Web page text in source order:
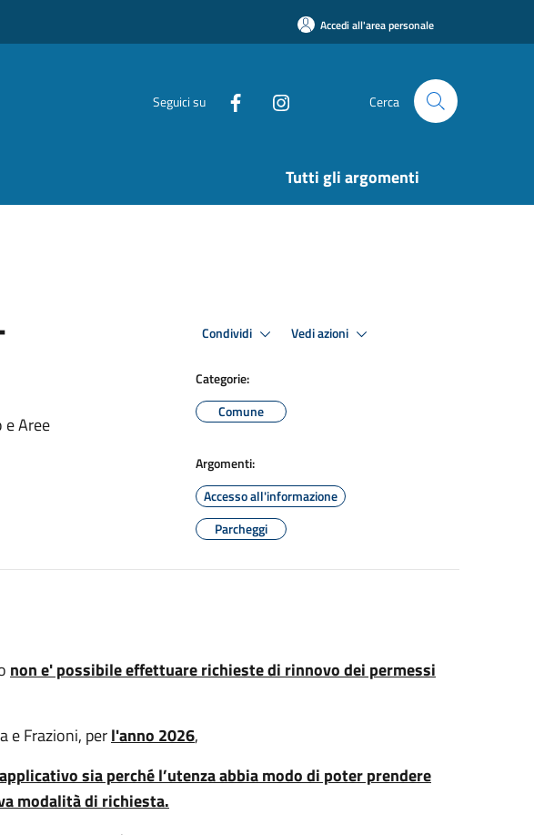
Accedi all'area personale
Seguici su Cerca
Tutti gli argomenti
Aree
Condividi Vedi azioni
Categorie:
Comune
Argomenti:
Accesso all'informazione
Parcheggi
non e' possibile effettuare richieste di rinnovo dei permessi
e Frazioni, perl'anno 2026,
sia perché l’utenza abbia modo di poter prendere
modalità di richiesta.